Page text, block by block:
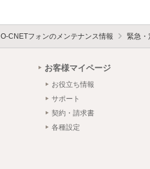
O-CNETフォンのメンテナンス情報 緊急・
お客様マイページ
お役立ち情報
サポート
契約・請求書
各種設定